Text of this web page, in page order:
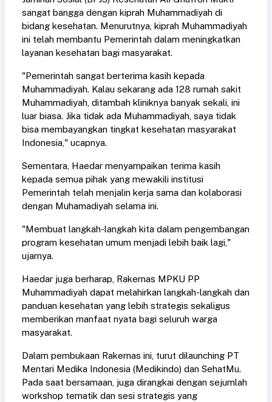
sangat bangga dengan kiprah Muhammadiyah di
bidang kesehatan. Menurutnya, kiprah Muhammadiyah
ini telah membantu Pemerintah dalam meningkatkan
layanan kesehatan bagi masyarakat.
"Pemerintah sangat berterima kasih kepada
Muhammadiyah. Kalau sekarang ada 128 rumah sakit
Muhammadiyah, ditambah kliniknya banyak sekali, ini
luar biasa. Jika tidak ada Muhammadiyah, saya tidak
bisa membayangkan tingkat kesehatan masyarakat
Indonesia," ucapnya.
Sementara, Haedar menyampaikan terima kasih
kepada semua pihak yang mewakili institusi
Pemerintah telah menjalin kerja sama dan kolaborasi
dengan Muhamadiyah selama ini.
"Membuat langkah-langkah kita dalam pengembangan
program kesehatan umum menjadi lebih baik lagi,"
ujarnya.
Haedar juga berharap, Rakernas MPKU PP
Muhammadiyah dapat melahirkan langkah-langkah dan
panduan kesehatan yang lebih strategis sekaligus
memberikan manfaat nyata bagi seluruh warga
masyarakat.
Dalam pembukaan Rakernas ini, turut dilaunching PT
Mentari Medika Indonesia (Medikindo) dan SehatMu.
Pada saat bersamaan, juga dirangkai dengan sejumlah
workshop tematik dan sesi strategis yang